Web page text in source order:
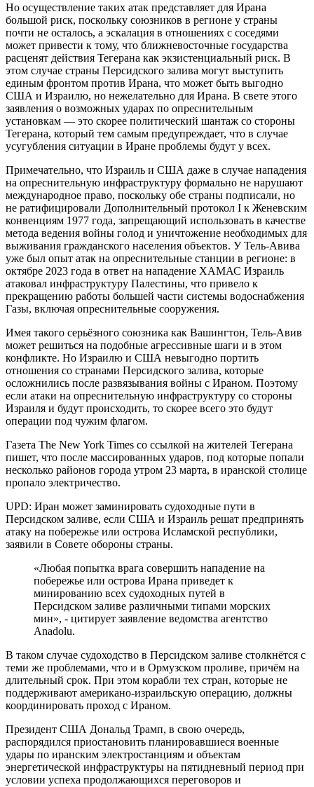
Но осуществление таких атак представляет для Ирана
большой риск, поскольку союзников в регионе у страны
почти не осталось, а эскалация в отношениях с соседями
может привести к тому, что ближневосточные государства
расценят действия Тегерана как экзистенциальный риск. В
этом случае страны Персидского залива могут выступить
единым фронтом против Ирана, что может быть выгодно
США и Израилю, но нежелательно для Ирана. В свете этого
заявления о возможных ударах по опреснительным
установкам — это скорее политический шантаж со стороны
Тегерана, который тем самым предупреждает, что в случае
усугубления ситуации в Иране проблемы будут у всех.
Примечательно, что Израиль и США даже в случае нападения
на опреснительную инфраструктуру формально не нарушают
международное право, поскольку обе страны подписали, но
не ратифицировали Дополнительный протокол I к Женевским
конвенциям 1977 года, запрещающий использовать в качестве
метода ведения войны голод и уничтожение необходимых для
выживания гражданского населения объектов. У Тель-Авива
уже был опыт атак на опреснительные станции в регионе: в
октябре 2023 года в ответ на нападение ХАМАС Израиль
атаковал инфраструктуру Палестины, что привело к
прекращению работы большей части системы водоснабжения
Газы, включая опреснительные сооружения.
Имея такого серьёзного союзника как Вашингтон, Тель-Авив
может решиться на подобные агрессивные шаги и в этом
конфликте. Но Израилю и США невыгодно портить
отношения со странами Персидского залива, которые
осложнились после развязывания войны с Ираном. Поэтому
если атаки на опреснительную инфраструктуру со стороны
Израиля и будут происходить, то скорее всего это будут
операции под чужим флагом.
Газета The New York Times со ссылкой на жителей Тегерана
пишет, что после массированных ударов, под которые попали
несколько районов города утром 23 марта, в иранской столице
пропало электричество.
UPD: Иран может заминировать судоходные пути в
Персидском заливе, если США и Израиль решат предпринять
атаку на побережье или острова Исламской республики,
заявили в Совете обороны страны.
«Любая попытка врага совершить нападение на
побережье или острова Ирана приведет к
минированию всех судоходных путей в
Персидском заливе различными типами морских
мин», - цитирует заявление ведомства агентство
Anadolu.
В таком случае судоходство в Персидском заливе столкнётся с
теми же проблемами, что и в Ормузском проливе, причём на
длительный срок. При этом корабли тех стран, которые не
поддерживают американо-израильскую операцию, должны
координировать проход с Ираном.
Президент США Дональд Трамп, в свою очередь,
распорядился приостановить планировавшиеся военные
удары по иранским электростанциям и объектам
энергетической инфраструктуры на пятидневный период при
условии успеха продолжающихся переговоров и